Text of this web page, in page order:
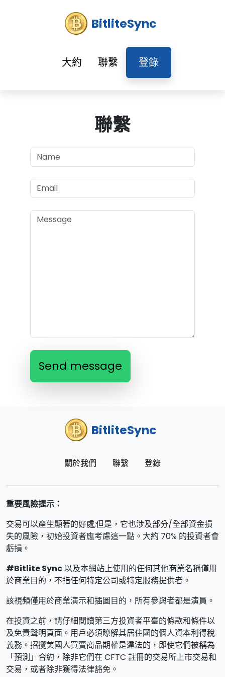
BitliteSync
大約 聯繫 登錄
聯繫
Send message
BitliteSync
關於我們 聯繫 登錄
重要風險提示：
交易可以產生顯著的好處;但是，它也涉及部分/全部資金損
失的風險，初始投資者應考慮這一點。大約 70% 的投資者會
虧損。
#Bitlite Sync以及本網站上使用的任何其他商業名稱僅用
於商業目的，不指任何特定公司或特定服務提供者。
該視頻僅用於商業演示和插圖目的，所有參與者都是演員。
在投資之前，請仔細閱讀第三方投資者平臺的條款和條件以
及免責聲明頁面。用戶必須瞭解其居住國的個人資本利得稅
義務。招攬美國人買賣商品期權是違法的，即使它們被稱為
「預測」合約，除非它們在 CFTC 註冊的交易所上市交易和
交易，或者除非獲得法律豁免。